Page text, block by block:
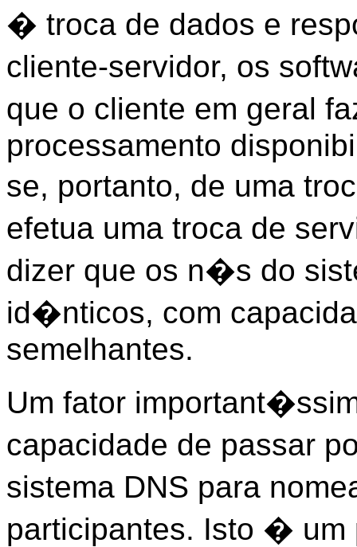
� troca de dados e
cliente-servidor, os
que o cliente em geral
processamento
se, portanto, de uma
efetua uma troca de
dizer que os n�s do
id�nticos, com
semelhantes.
Um fator
capacidade de passar
sistema DNS para
participantes. Isto �